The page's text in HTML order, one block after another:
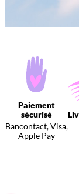
Paiement
sécurisé
Bancontact, Visa,
Apple Pay